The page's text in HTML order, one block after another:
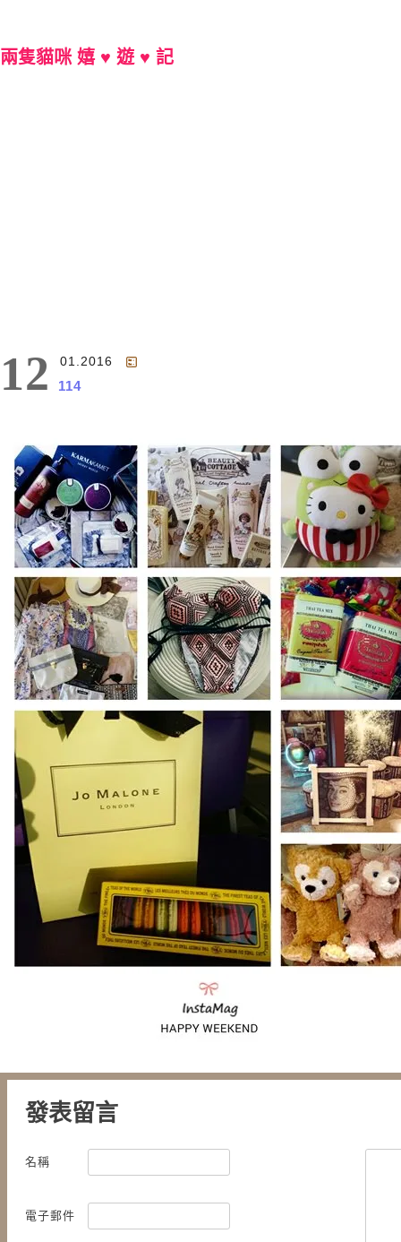
兩隻貓咪 嬉 ♥ 遊 ♥ 記
12 01.2016
114
發表留言
名稱
電子郵件